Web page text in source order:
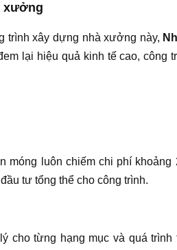
xưởng
trình xây dựng nhà xưởng này,
lại hiệu quả kinh tế cao, công
móng luôn chiếm chi phí
tư tổng thể cho công trình.
cho từng hạng mục và quá